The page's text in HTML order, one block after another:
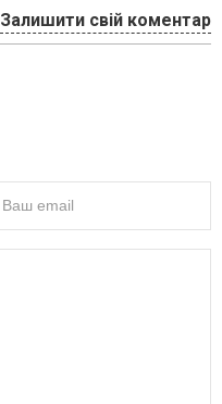
Залишити свій коментар